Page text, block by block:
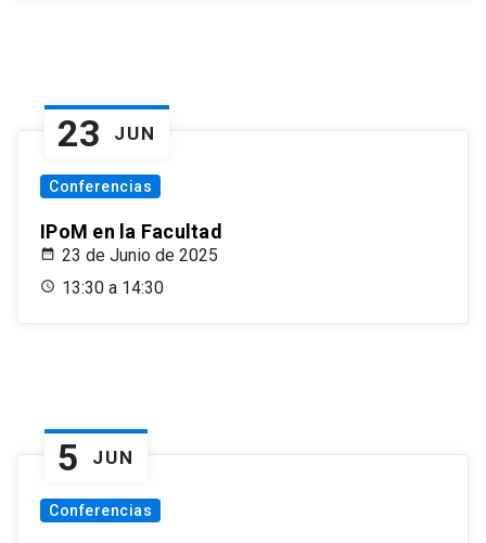
23 JUN
Conferencias
IPoM en la Facultad
23 de Junio de 2025
13:30 a 14:30
5 JUN
Conferencias